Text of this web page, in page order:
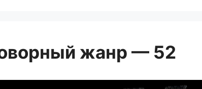
жанр — 52